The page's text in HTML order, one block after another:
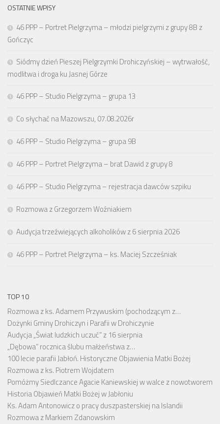
OSTATNIE WPISY
46 PPP – Portret Pielgrzyma – młodzi pielgrzymi z grupy 8B z
Gończyc
Siódmy dzień Pieszej Pielgrzymki Drohiczyńskiej – wytrwałość,
modlitwa i droga ku Jasnej Górze
46 PPP – Studio Pielgrzyma – grupa 13
Co słychać na Mazowszu, 07.08.2026r
46 PPP – Studio Pielgrzyma – grupa 9B
46 PPP – Portret Pielgrzyma – brat Dawid z grupy 8
46 PPP – Studio Pielgrzyma – rejestracja dawców szpiku
Rozmowa z Grzegorzem Woźniakiem
Audycja trzeźwiejących alkoholików z 6 sierpnia 2026
46 PPP – Portret Pielgrzyma – ks. Maciej Szcześniak
TOP 10
Rozmowa z ks. Adamem Przywuskim (pochodzącym z…
Dożynki Gminy Drohiczyn i Parafii w Drohiczynie
Audycja „Świat ludzkich uczuć” z 16 sierpnia
„Dębowa” rocznica ślubu małżeństwa z…
100 lecie parafii Jabłoń. Historyczne Objawienia Matki Bożej
Rozmowa z ks. Piotrem Wojdatem
Pomóżmy Siedlczance Agacie Kaniewskiej w walce z nowotworem
Historia Objawień Matki Bożej w Jabłoniu
Ks. Adam Antonowicz o pracy duszpasterskiej na Islandii
Rozmowa z Markiem Zdanowskim